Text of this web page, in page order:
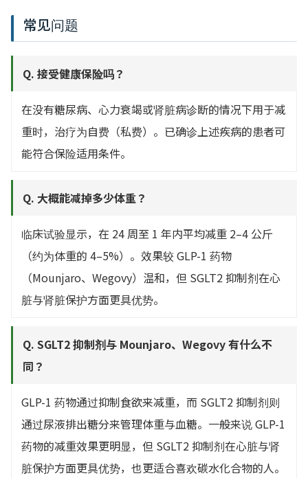
常见问题
Q. 接受健康保险吗？
在没有糖尿病、心力衰竭或肾脏病诊断的情况下用于减
重时，治疗为自费（私费）。已确诊上述疾病的患者可
能符合保险适用条件。
Q. 大概能减掉多少体重？
临床试验显示，在 24 周至 1 年内平均减重 2–4 公斤
（约为体重的 4–5%）。效果较 GLP-1 药物
（Mounjaro、Wegovy）温和，但 SGLT2 抑制剂在心
脏与肾脏保护方面更具优势。
Q. SGLT2 抑制剂与 Mounjaro、Wegovy 有什么不
同？
GLP-1 药物通过抑制食欲来减重，而 SGLT2 抑制剂则
通过尿液排出糖分来管理体重与血糖。一般来说 GLP-1
药物的减重效果更明显，但 SGLT2 抑制剂在心脏与肾
脏保护方面更具优势，也更适合喜欢碳水化合物的人。